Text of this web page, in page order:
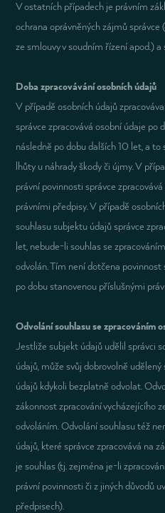
V ostatních případech je právním
ochrana oprávněných zájmů
ze smlouvy v soudním řízení apod.)
Doba zpracovávání osobních údajů
V případě osobních údajů
správce zpracovává osobní údaje po
následně po dobu dalších 10 let, a
lhůty u náhrady škody či újmy. V
právní povinnosti správce
právními předpisy. V případě
souhlasu subjektu údajů správce
let, nebude-li souhlas se
odvolán. Tím není dotčena
po dobu stanovenou příslušnými
Odvolání souhlasu se zpracováním
Jestliže subjekt údajů udělil správci
údajů, může svůj dobrovolně
údajů kdykoli bezplatně odvolat.
zákonnost zpracování vycházejícího
odvoláním. Odvolání souhlasu též
údajů, které správce zpracovává na
je souhlas (tj. zejména je-li
právní povinnosti či z jiných důvodů
předpisech).